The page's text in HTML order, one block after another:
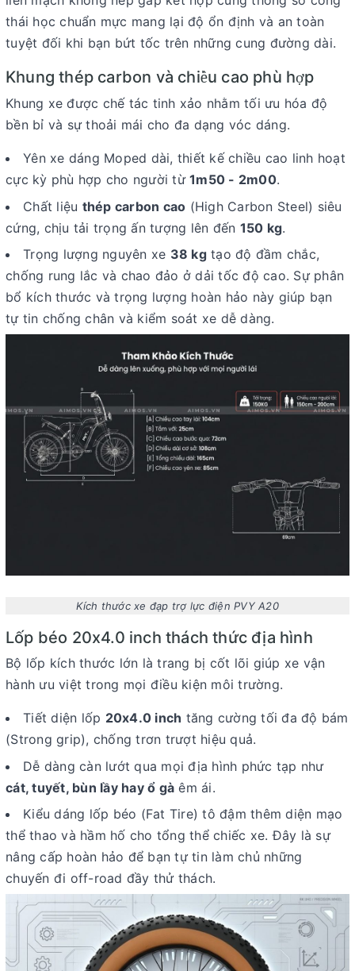
thái học chuẩn mực mang lại độ ổn định và an toàn
tuyệt đối khi bạn bứt tốc trên những cung đường dài.
Khung thép carbon và chiều cao phù hợp
Khung xe được chế tác tinh xảo nhằm tối ưu hóa độ
bền bỉ và sự thoải mái cho đa dạng vóc dáng.
Yên xe dáng Moped dài, thiết kế chiều cao linh hoạt
cực kỳ phù hợp cho người từ 1m50 - 2m00.
Chất liệu thép carbon cao (High Carbon Steel) siêu
cứng, chịu tải trọng ấn tượng lên đến 150 kg.
Trọng lượng nguyên xe 38 kgtạo độ đầm chắc,
chống rung lắc và chao đảo ở dải tốc độ cao. Sự phân
bổ kích thước và trọng lượng hoàn hảo này giúp bạn
tự tin chống chân và kiểm soát xe dễ dàng.
Kích thước xe đạp trợ lực điện PVY A20
Lốp béo 20x4.0 inch thách thức địa hình
Bộ lốp kích thước lớn là trang bị cốt lõi giúp xe vận
hành ưu việt trong mọi điều kiện môi trường.
Tiết diện lốp 20x4.0 inch tăng cường tối đa độ bám
(Strong grip), chống trơn trượt hiệu quả.
Dễ dàng càn lướt qua mọi địa hình phức tạp như
cát, tuyết, bùn lầy hay ổ gà êm ái.
Kiểu dáng lốp béo (Fat Tire) tô đậm thêm diện mạo
thể thao và hầm hố cho tổng thể chiếc xe. Đây là sự
nâng cấp hoàn hảo để bạn tự tin làm chủ những
chuyến đi off-road đầy thử thách.